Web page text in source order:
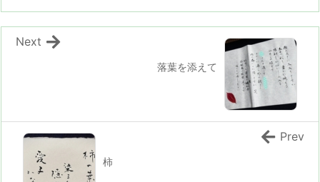
落葉を添えて
Next
柿
Prev